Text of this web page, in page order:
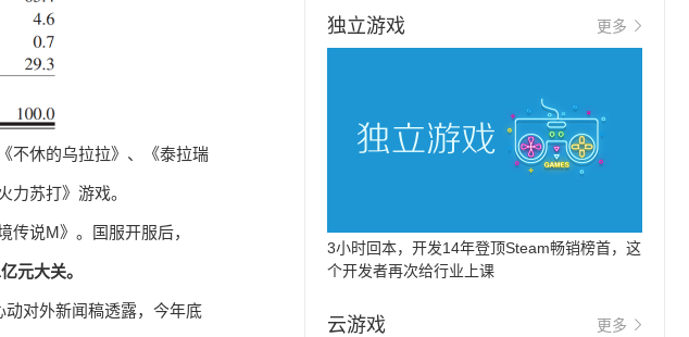
不休的乌拉拉》、《泰拉瑞
苏打》游戏。
说M》。国服开服后，
元大关。
动对外新闻稿透露，今年底
独立游戏 更多
3小时回本，开发14年登顶Steam畅销榜首，这
个开发者再次给行业上课
云游戏 更多